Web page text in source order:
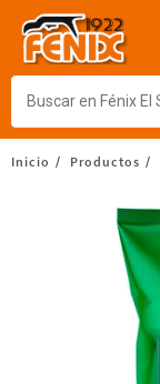
Inicio Productos